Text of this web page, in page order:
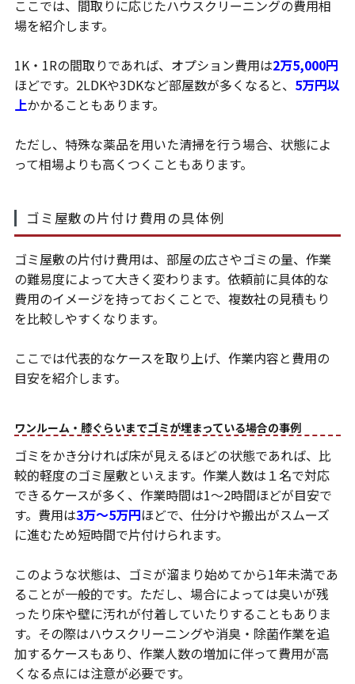
ここでは、間取りに応じたハウスクリーニングの費用相
場を紹介します。
1K・1Rの間取りであれば、オプション費用は2万5,000円
ほどです。2LDKや3DKなど部屋数が多くなると、 5万円以
上かかることもあります。
ただし、特殊な薬品を用いた清掃を行う場合、状態によ
って相場よりも高くつくこともあります。
ゴミ屋敷の片付け費用の具体例
ゴミ屋敷の片付け費用は、部屋の広さやゴミの量、作業
の難易度によって大きく変わります。依頼前に具体的な
費用のイメージを持っておくことで、複数社の見積もり
を比較しやすくなります。
ここでは代表的なケースを取り上げ、作業内容と費用の
目安を紹介します。
ワンルーム・膝ぐらいまでゴミが埋まっている場合の事例
ゴミをかき分ければ床が見えるほどの状態であれば、比
較的軽度のゴミ屋敷といえます。作業人数は１名で対応
できるケースが多く、作業時間は1～2時間ほどが目安で
す。費用は3万〜5万円ほどで、仕分けや搬出がスムーズ
に進むため短時間で片付けられます。
このような状態は、ゴミが溜まり始めてから1年未満であ
ることが一般的です。ただし、場合によっては臭いが残
ったり床や壁に汚れが付着していたりすることもありま
す。その際はハウスクリーニングや消臭・除菌作業を追
加するケースもあり、作業人数の増加に伴って費用が高
くなる点には注意が必要です。